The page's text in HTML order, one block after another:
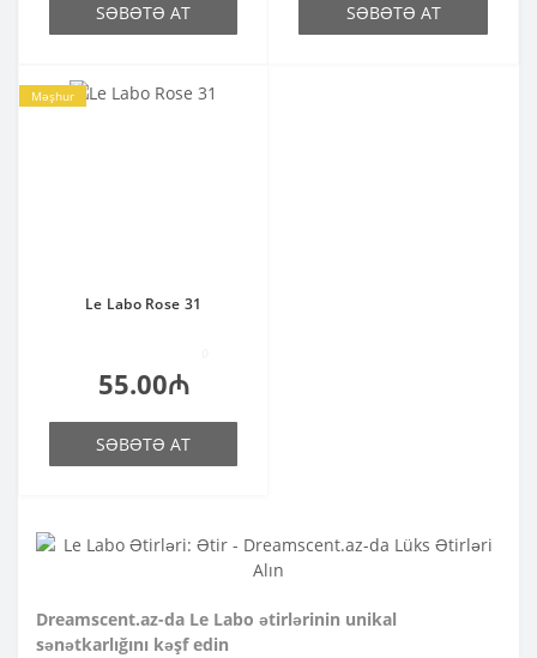
SƏBƏTƏ AT SƏBƏTƏ AT
Məşhur
Le Labo Rose 31
55.00₼
SƏBƏTƏ AT
Dreamscent.az-da Le Labo ətirlərinin unikal
sənətkarlığını kəşf edin